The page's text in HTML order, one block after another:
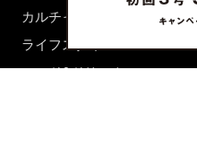
カルチャー
ライフスタイル
フード&ドリンク